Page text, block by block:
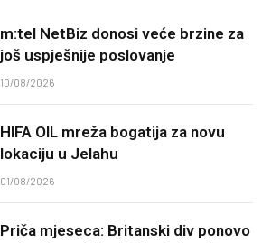
m:tel NetBiz donosi veće brzine za
još uspješnije poslovanje
10/08/2026
HIFA OIL mreža bogatija za novu
lokaciju u Jelahu
01/08/2026
Priča mjeseca: Britanski div ponovo